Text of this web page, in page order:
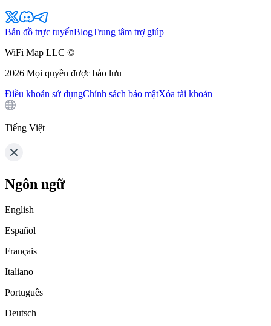
Bản đồ trực tuyếnBlogTrung tâm trợ giúp
WiFi Map LLC ©
2026 Mọi quyền được bảo lưu
Điều khoản sử dụngChính sách bảo mậtXóa tài khoản
Tiếng Việt
Ngôn ngữ
English
Español
Français
Italiano
Português
Deutsch